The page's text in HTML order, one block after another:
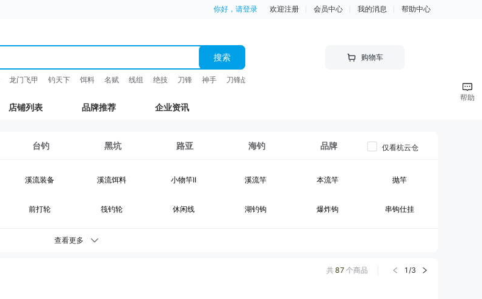
你好，请登录 欢迎注册 会员中心 我的消息 帮助中心
搜索
龙门飞甲 钓天下 饵料 名赋 线组 绝技 刀锋 神手 刀锋战士 竿
购物车
店铺列表 品牌推荐 企业资讯
台钓 黑坑 路亚 海钓 品牌
溪流装备 溪流饵料 小物竿II 溪流竿 本流竿 抛竿
前打轮 筏钓轮 休闲线 湖钓钩 爆炸钩 串钩仕挂
台钓竿包 鱼护
查看更多
仅看杭云仓
共 87 个商品 1 /3
帮助